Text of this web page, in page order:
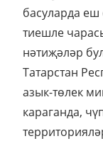
басуларда
тиешле
нәтиҗәләр
Татарстан
азык-төлек
караганда,